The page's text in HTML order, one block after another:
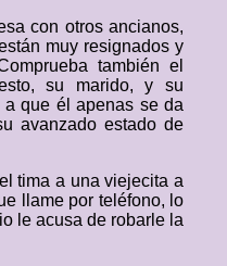
con otros ancianos,
muy resignados y
también el
su marido, y su
que él apenas se da
avanzado estado de
tima a una viejecita a
llame por teléfono, lo
le acusa de robarle la